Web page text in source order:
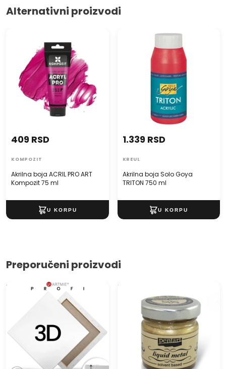
Alternativni proizvodi
Kompozit 75 ml
Akrilna boja ACRIL PRO ART
Kompozit 75 ml
409 RSD
KOMPOZIT
Akrilna boja Solo Goya
TRITON 750 ml
Akrilna boja Solo Goya
TRITON 750 ml
1.339 RSD
KREUL
Preporučeni proizvodi
3D Slikarsko platno na ramu
Tečni metal PENTART - 30 ml